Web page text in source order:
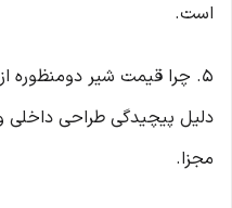
است.
۵. چرا قیمت شیر دومنظوره
دلیل پیچیدگی طراحی داخلی
مجزا.